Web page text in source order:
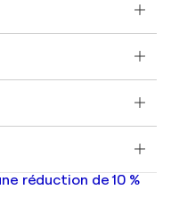
réduction de 10 %